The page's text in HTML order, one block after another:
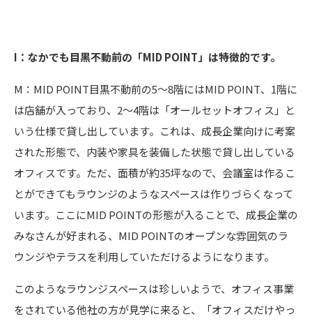
I：なかでも目黒不動前の「MID POINT」は特徴的です。
M：MID POINT目黒不動前の5〜8階にはMID POINT、1階に
は店舗が入っており、2〜4階は「オールセットオフィス」と
いう仕様で貸し出しています。これは、成長企業向けに考案
された形態で、内装や家具を装備した状態で貸し出している
オフィスです。ただ、面積が約35坪なので、会議室は作るこ
とができてもラウンジのようなスペースは作りづらくなって
います。ここにMID POINTの形態が入ることで、成長企業の
みなさんが好まれる、MID POINTのオープンな雰囲気のラ
ウンジやテラスを利用していただけるようになります。
このようなラウンジスペースは珍しいようで、オフィス事業
をされている他社の方が見学に来ると、「オフィスだけやっ